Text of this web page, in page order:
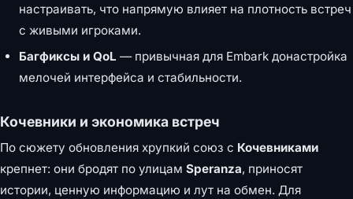
настраивать, что напрямую влияет на плотность встреч
с живыми игроками.
Багфиксы и QoL — привычная для Embark донастройка
мелочей интерфейса и стабильности.
Кочевники и экономика встреч
По сюжету обновления хрупкий союз с Кочевниками
крепнет: они бродят по улицам Speranza, приносят
истории, ценную информацию и лут на обмен. Для